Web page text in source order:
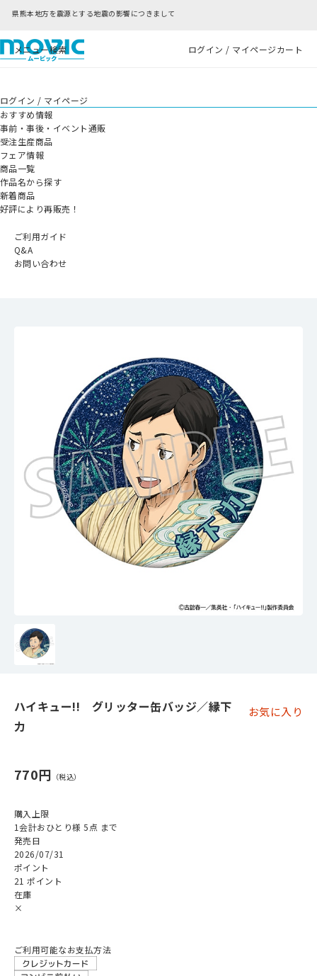
影響につきまして
メニュー検索 ログイン / マイページカート
ログイン / マイページ
おすすめ情報
事前・事後・イベント通販
受注生産商品
フェア情報
商品一覧
作品名から探す
新着商品
好評により再販売！
ご利用ガイド
Q&A
お問い合わせ
ハイキュー!! グリッター缶バッジ／縁下
力
お気に入り
770円
購入上限
1会計おひとり様 5点 まで
発売日
2026/07/31
ポイント
21 ポイント
在庫
×
ご利用可能なお支払方法